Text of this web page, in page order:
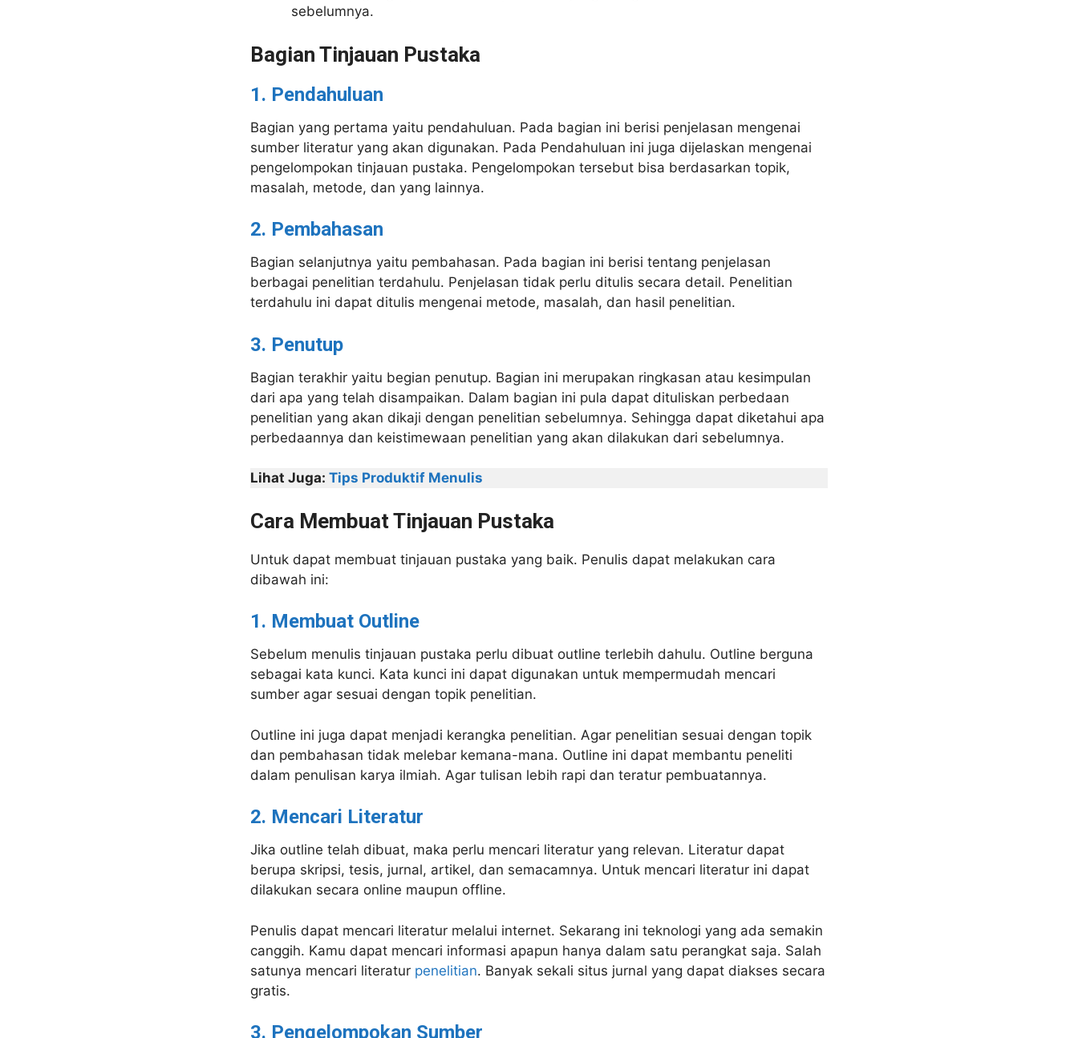
sebelumnya.
Bagian Tinjauan Pustaka
1. Pendahuluan
Bagian yang pertama yaitu pendahuluan. Pada bagian ini berisi penjelasan mengenai
sumber literatur yang akan digunakan. Pada Pendahuluan ini juga dijelaskan mengenai
pengelompokan tinjauan pustaka. Pengelompokan tersebut bisa berdasarkan topik,
masalah, metode, dan yang lainnya.
2. Pembahasan
Bagian selanjutnya yaitu pembahasan. Pada bagian ini berisi tentang penjelasan
berbagai penelitian terdahulu. Penjelasan tidak perlu ditulis secara detail. Penelitian
terdahulu ini dapat ditulis mengenai metode, masalah, dan hasil penelitian.
3. Penutup
Bagian terakhir yaitu begian penutup. Bagian ini merupakan ringkasan atau kesimpulan
dari apa yang telah disampaikan. Dalam bagian ini pula dapat dituliskan perbedaan
penelitian yang akan dikaji dengan penelitian sebelumnya. Sehingga dapat diketahui apa
perbedaannya dan keistimewaan penelitian yang akan dilakukan dari sebelumnya.
Lihat Juga: Tips Produktif Menulis
Cara Membuat Tinjauan Pustaka
Untuk dapat membuat tinjauan pustaka yang baik. Penulis dapat melakukan cara
dibawah ini:
1. Membuat Outline
Sebelum menulis tinjauan pustaka perlu dibuat outline terlebih dahulu. Outline berguna
sebagai kata kunci. Kata kunci ini dapat digunakan untuk mempermudah mencari
sumber agar sesuai dengan topik penelitian.
Outline ini juga dapat menjadi kerangka penelitian. Agar penelitian sesuai dengan topik
dan pembahasan tidak melebar kemana-mana. Outline ini dapat membantu peneliti
dalam penulisan karya ilmiah. Agar tulisan lebih rapi dan teratur pembuatannya.
2. Mencari Literatur
Jika outline telah dibuat, maka perlu mencari literatur yang relevan. Literatur dapat
berupa skripsi, tesis, jurnal, artikel, dan semacamnya. Untuk mencari literatur ini dapat
dilakukan secara online maupun offline.
Penulis dapat mencari literatur melalui internet. Sekarang ini teknologi yang ada semakin
canggih. Kamu dapat mencari informasi apapun hanya dalam satu perangkat saja. Salah
satunya mencari literatur penelitian. Banyak sekali situs jurnal yang dapat diakses secara
gratis.
3. Pengelompokan Sumber